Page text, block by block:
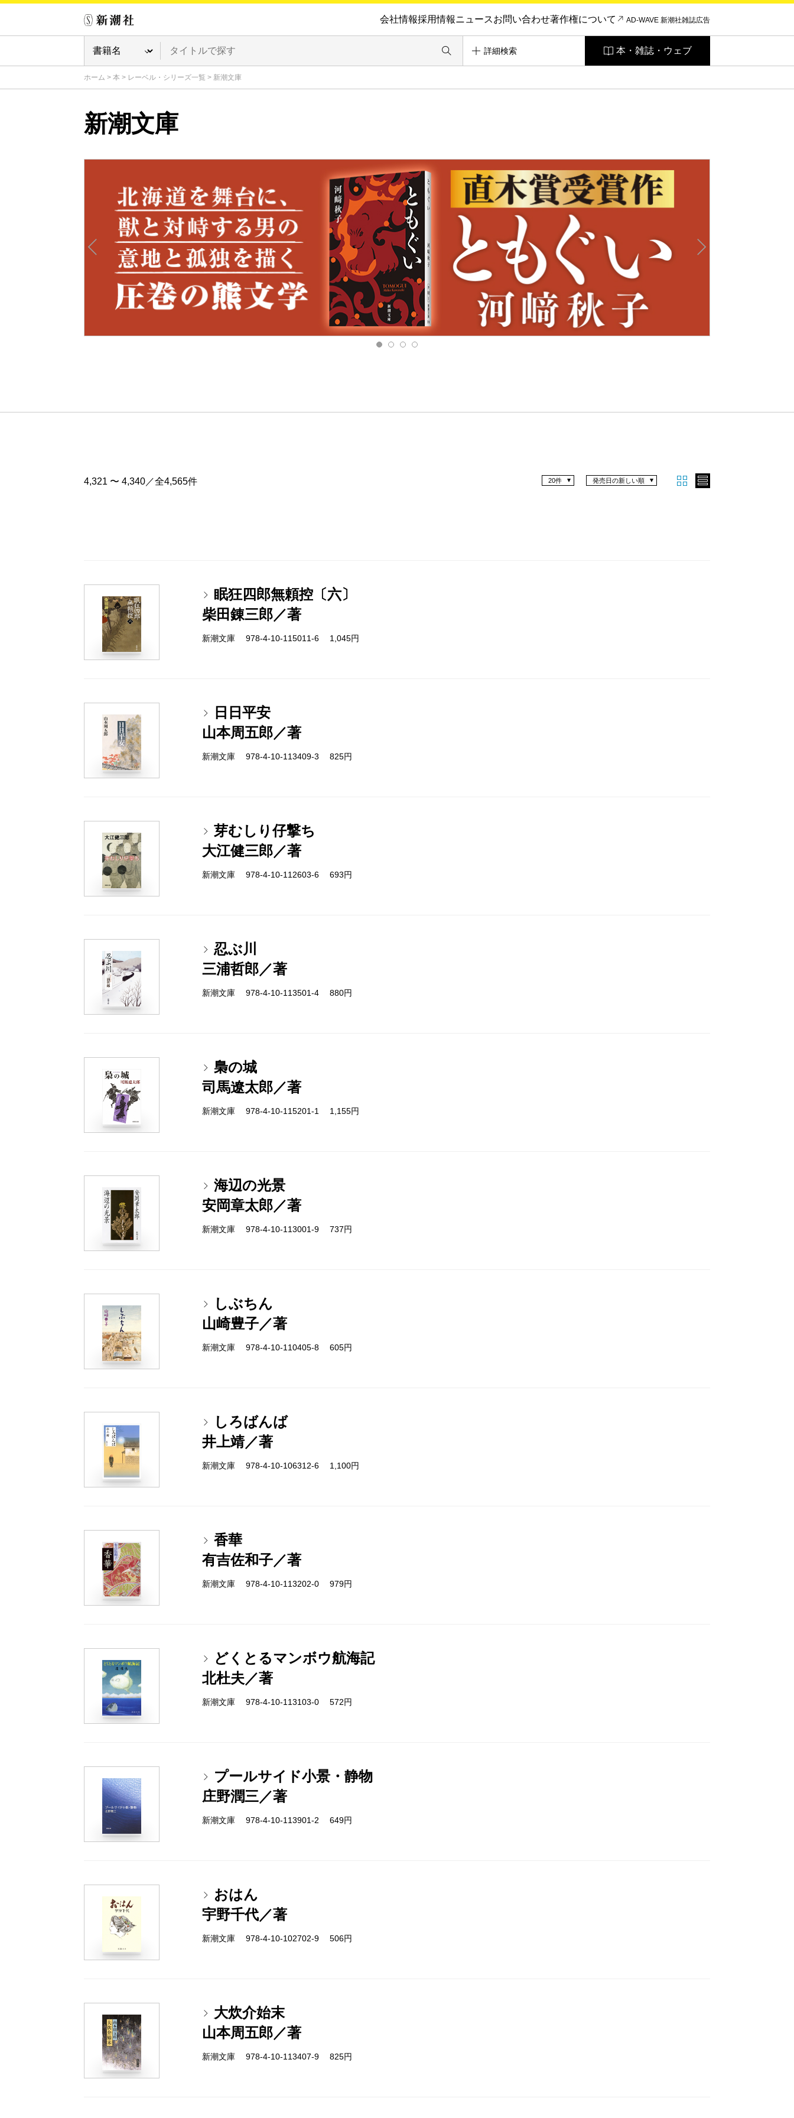
会社情報採用情報ニュースお問い合わせ著作権について AD-WAVE 新潮社雑誌広告
詳細検索 本・雑誌・ウェブ
ホーム > 本 > レーベル・シリーズ一覧 > 新潮文庫
新潮文庫
4,321 〜 4,340／全4,565件 発売日の新しい順
20件
眠狂四郎無頼控〔六〕
柴田錬三郎／著
新潮文庫 978-4-10-115011-6 1,045円
日日平安
山本周五郎／著
新潮文庫 978-4-10-113409-3 825円
芽むしり仔撃ち
大江健三郎／著
新潮文庫 978-4-10-112603-6 693円
忍ぶ川
三浦哲郎／著
新潮文庫 978-4-10-113501-4 880円
梟の城
司馬遼太郎／著
新潮文庫 978-4-10-115201-1 1,155円
海辺の光景
安岡章太郎／著
新潮文庫 978-4-10-113001-9 737円
しぶちん
山崎豊子／著
新潮文庫 978-4-10-110405-8 605円
しろばんば
井上靖／著
新潮文庫 978-4-10-106312-6 1,100円
香華
有吉佐和子／著
新潮文庫 978-4-10-113202-0 979円
どくとるマンボウ航海記
北杜夫／著
新潮文庫 978-4-10-113103-0 572円
プールサイド小景・静物
庄野潤三／著
新潮文庫 978-4-10-113901-2 649円
おはん
宇野千代／著
新潮文庫 978-4-10-102702-9 506円
大炊介始末
山本周五郎／著
新潮文庫 978-4-10-113407-9 825円